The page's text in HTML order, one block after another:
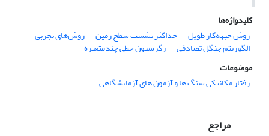
کلیدواژه‌ها
روش جبهه‌کار طویل
حداکثر نشست سطح زمین روش‌های تجربی
الگوریتم جنگل تصادفی
رگرسیون خطی چندمتغیره
موضوعات
رفتار مکانیکی سنگ ها و آزمون های آزمایشگاهی
مراجع